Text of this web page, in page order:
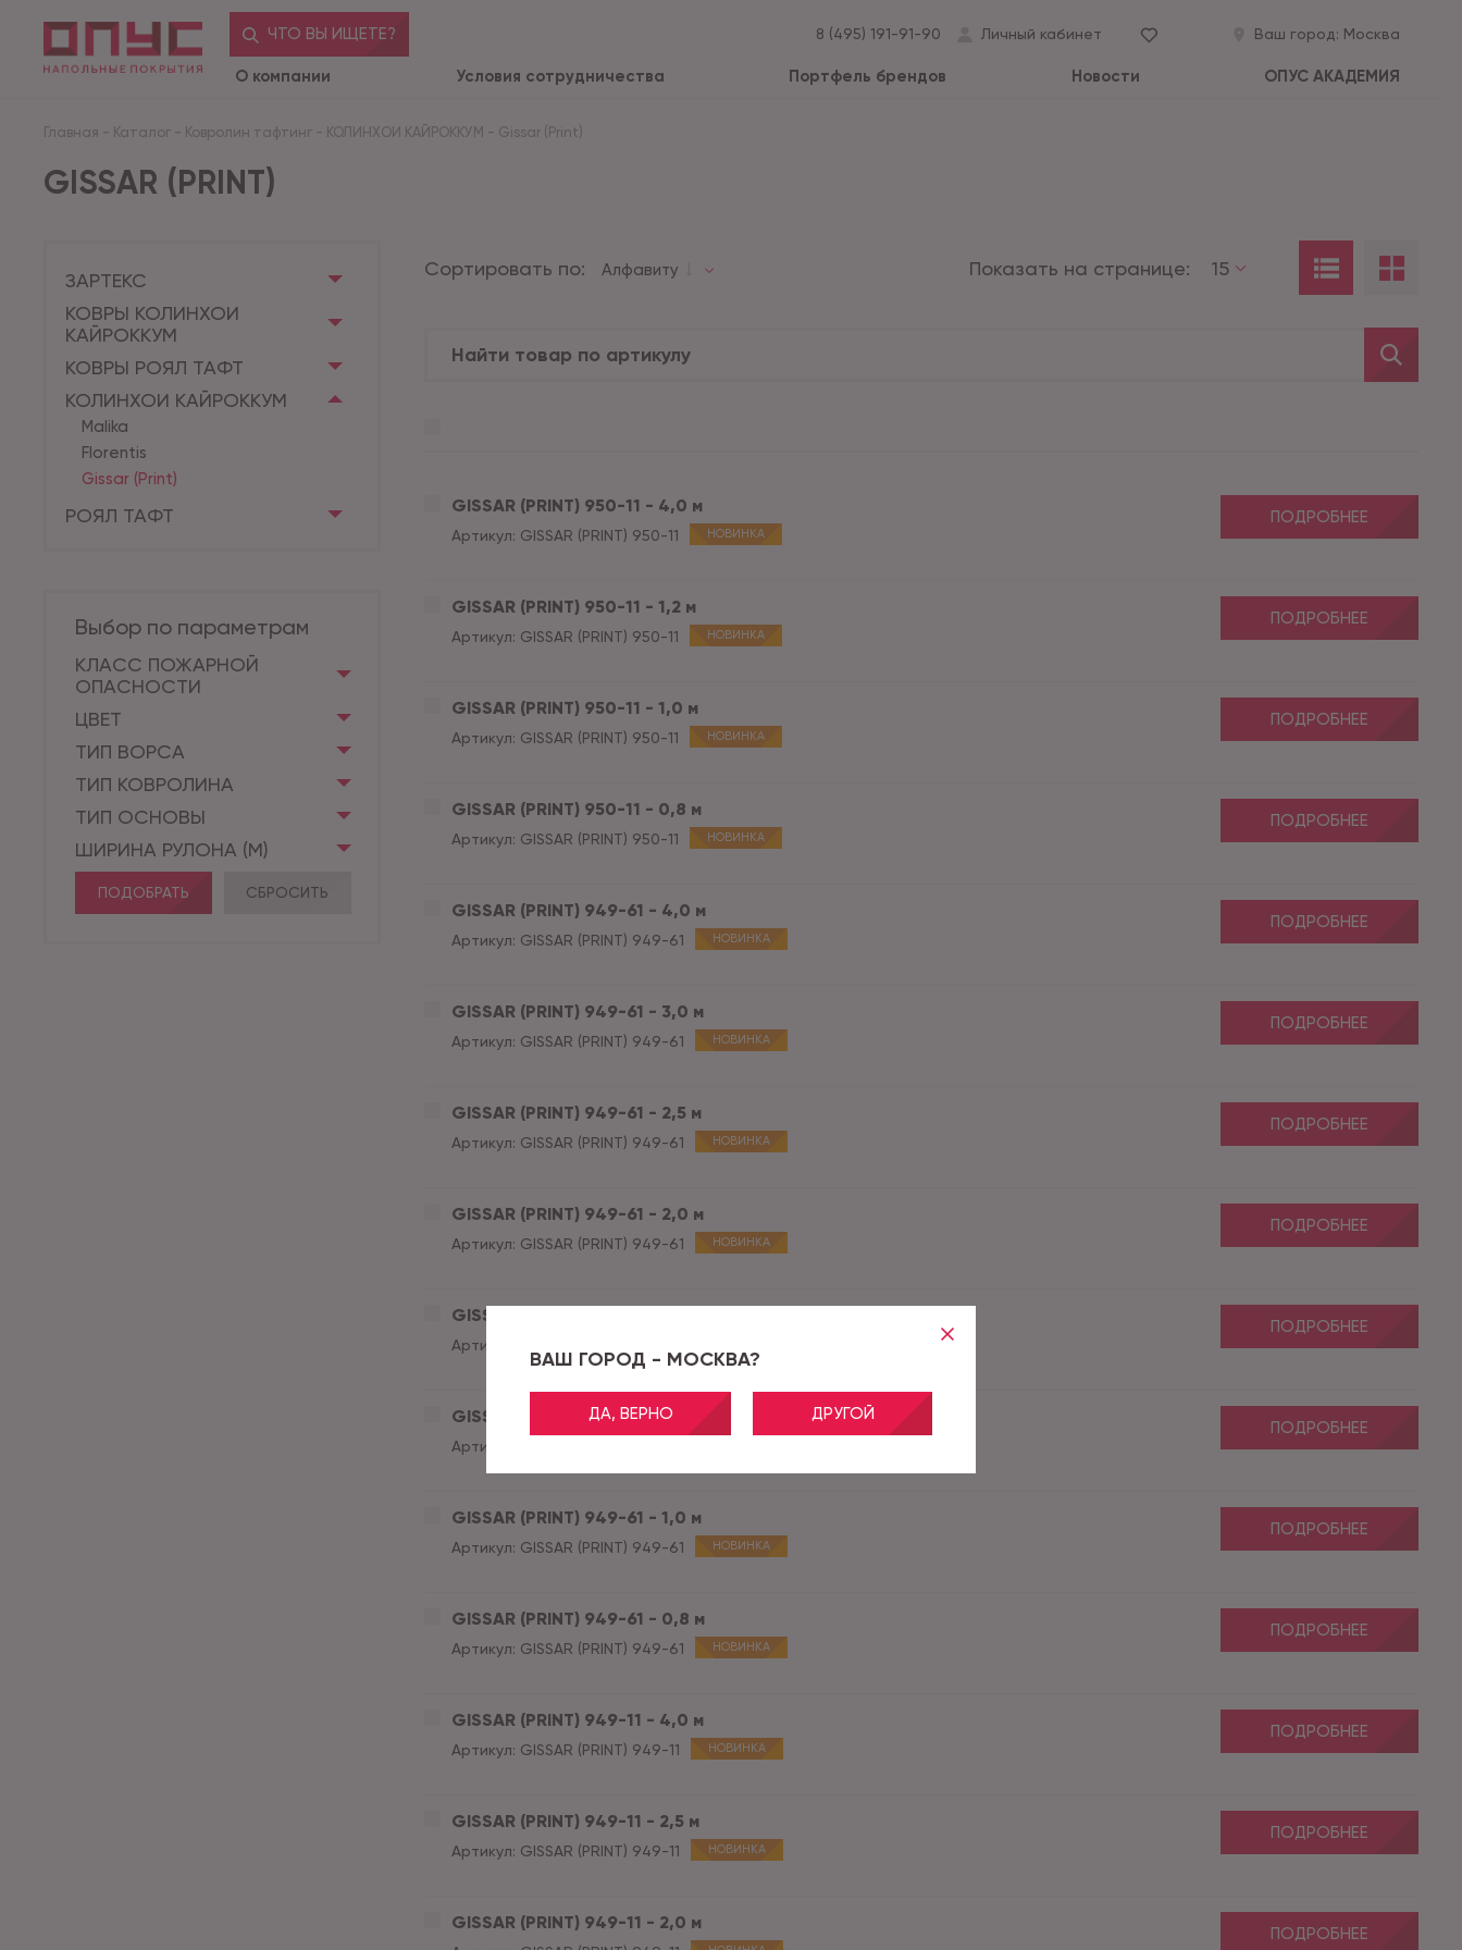
ВАШ ГОРОД - МОСКВА?
ДА, ВЕРНО ДРУГОЙ
ЧТО ВЫ ИЩЕТЕ? 8 (495) 191-91-90 Личный кабинет Ваш город: Москва
О компании Условия сотрудничества Портфель брендов Новости ОПУС АКАДЕМИЯ
Главная - Каталог - Ковролин тафтинг - КОЛИНХОИ КАЙРОККУМ - Gissar (Print)
GISSAR (PRINT)
ЗАРТЕКС
КОВРЫ КОЛИНХОИ
КАЙРОККУМ
КОВРЫ РОЯЛ ТАФТ
КОЛИНХОИ КАЙРОККУМ
Malika
Florentis
Gissar (Print)
РОЯЛ ТАФТ
Выбор по параметрам
КЛАСС ПОЖАРНОЙ
ОПАСНОСТИ
ЦВЕТ
ТИП ВОРСА
ТИП КОВРОЛИНА
ТИП ОСНОВЫ
ШИРИНА РУЛОНА (М)
ПОДОБРАТЬ СБРОСИТЬ
Сортировать по: Алфавиту Показать на странице: 15
GISSAR (PRINT) 950-11 - 4,0 м
Артикул: GISSAR (PRINT) 950-11 НОВИНКА
ПОДРОБНЕЕ
GISSAR (PRINT) 950-11 - 1,2 м
Артикул: GISSAR (PRINT) 950-11 НОВИНКА
ПОДРОБНЕЕ
GISSAR (PRINT) 950-11 - 1,0 м
Артикул: GISSAR (PRINT) 950-11 НОВИНКА
ПОДРОБНЕЕ
GISSAR (PRINT) 950-11 - 0,8 м
Артикул: GISSAR (PRINT) 950-11 НОВИНКА
ПОДРОБНЕЕ
GISSAR (PRINT) 949-61 - 4,0 м
Артикул: GISSAR (PRINT) 949-61 НОВИНКА
ПОДРОБНЕЕ
GISSAR (PRINT) 949-61 - 3,0 м
Артикул: GISSAR (PRINT) 949-61 НОВИНКА
ПОДРОБНЕЕ
GISSAR (PRINT) 949-61 - 2,5 м
Артикул: GISSAR (PRINT) 949-61 НОВИНКА
ПОДРОБНЕЕ
GISSAR (PRINT) 949-61 - 2,0 м
Артикул: GISSAR (PRINT) 949-61 НОВИНКА
ПОДРОБНЕЕ
GISSAR (PRINT) 949-61 - 1,5 м
Артикул:
ПОДРОБНЕЕ
GISSAR (PRINT) 949-61 - 1,2 м
Артикул:
ПОДРОБНЕЕ
GISSAR (PRINT) 949-61 - 1,0 м
Артикул: GISSAR (PRINT) 949-61 НОВИНКА
ПОДРОБНЕЕ
GISSAR (PRINT) 949-61 - 0,8 м
Артикул: GISSAR (PRINT) 949-61 НОВИНКА
ПОДРОБНЕЕ
GISSAR (PRINT) 949-11 - 4,0 м
Артикул: GISSAR (PRINT) 949-11 НОВИНКА
ПОДРОБНЕЕ
GISSAR (PRINT) 949-11 - 2,5 м
Артикул: GISSAR (PRINT) 949-11 НОВИНКА
ПОДРОБНЕЕ
GISSAR (PRINT) 949-11 - 2,0 м
ПОДРОБНЕЕ